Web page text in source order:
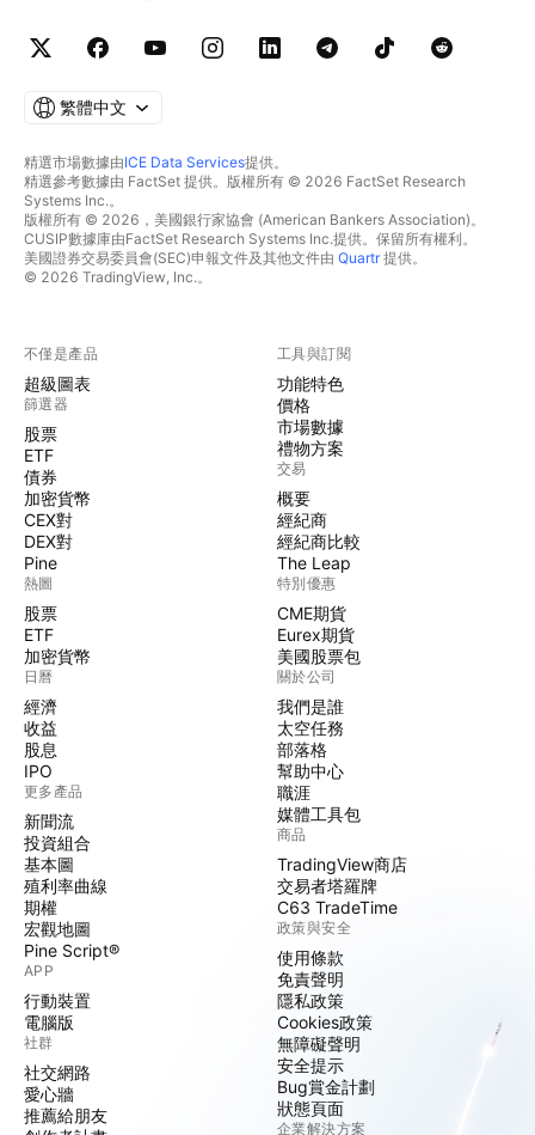
繁體中文
精選市場數據由ICE Data Services提供。
精選參考數據由 FactSet 提供。版權所有 © 2026 FactSet Research
Systems Inc.。
版權所有 © 2026，美國銀行家協會 (American Bankers Association)。
CUSIP數據庫由FactSet Research Systems Inc.提供。保留所有權利。
美國證券交易委員會(SEC)申報文件及其他文件由 Quartr提供。
© 2026 TradingView, Inc.。
不僅是產品
超級圖表
篩選器
股票
ETF
債券
加密貨幣
CEX對
DEX對
Pine
熱圖
股票
ETF
加密貨幣
日曆
經濟
收益
股息
IPO
更多產品
新聞流
投資組合
基本圖
殖利率曲線
期權
宏觀地圖
Pine Script®
APP
行動裝置
電腦版
社群
社交網路
愛心牆
推薦給朋友
工具與訂閱
功能特色
價格
市場數據
禮物方案
交易
概要
經紀商
經紀商比較
The Leap
特別優惠
CME期貨
Eurex期貨
美國股票包
關於公司
我們是誰
太空任務
部落格
幫助中心
職涯
媒體工具包
商品
TradingView商店
交易者塔羅牌
C63 TradeTime
政策與安全
使用條款
免責聲明
隱私政策
Cookies政策
無障礙聲明
安全提示
Bug賞金計劃
狀態頁面
企業解決方案